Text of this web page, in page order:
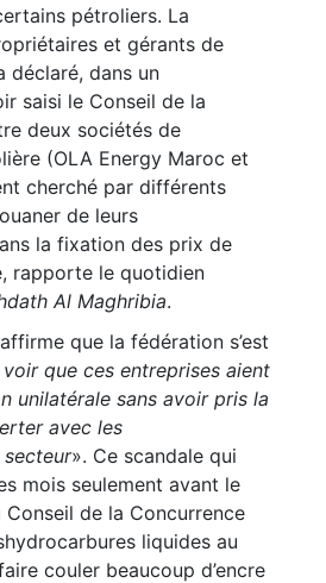
pétroliers. La
et gérants de
déclaré, dans un
saisi le Conseil de la
deux sociétés de
(OLA Energy Maroc et
cherché par différents
de leurs
la fixation des prix de
rapporte le quotidien
Al Maghribia.
que la fédération s’est
que ces entreprises aient
unilatérale sans avoir pris la
avec les
». Ce scandale qui
mois seulement avant le
de la Concurrence
liquides au
couler beaucoup d’encre